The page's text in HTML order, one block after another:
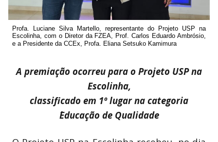
Profa. Luciane Silva Martello, representante do Projeto USP na
Escolinha, com o Diretor da FZEA, Prof. Carlos Eduardo Ambrósio,
e a Presidente da CCEx, Profa. Eliana Setsuko Kamimura
A premiação ocorreu para o Projeto USP na
Escolinha,
classificado em 1º lugar na categoria
´Educação de Qualidade